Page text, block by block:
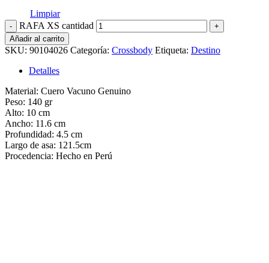
Limpiar
- RAFA XS cantidad
+
Añadir al carrito
SKU: 90104026 Categoría: Crossbody Etiqueta: Destino
Detalles
Material: Cuero Vacuno Genuino
Peso: 140 gr
Alto: 10 cm
Ancho: 11.6 cm
Profundidad: 4.5 cm
Largo de asa: 121.5cm
Procedencia: Hecho en Perú